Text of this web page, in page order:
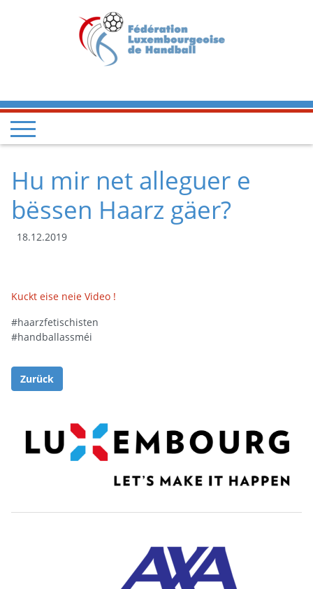
Hu mir net alleguer e
bëssen Haarz gäer?
18.12.2019
Kuckt eise neie Video !
#haarzfetischisten
#handballassméi
Zurück